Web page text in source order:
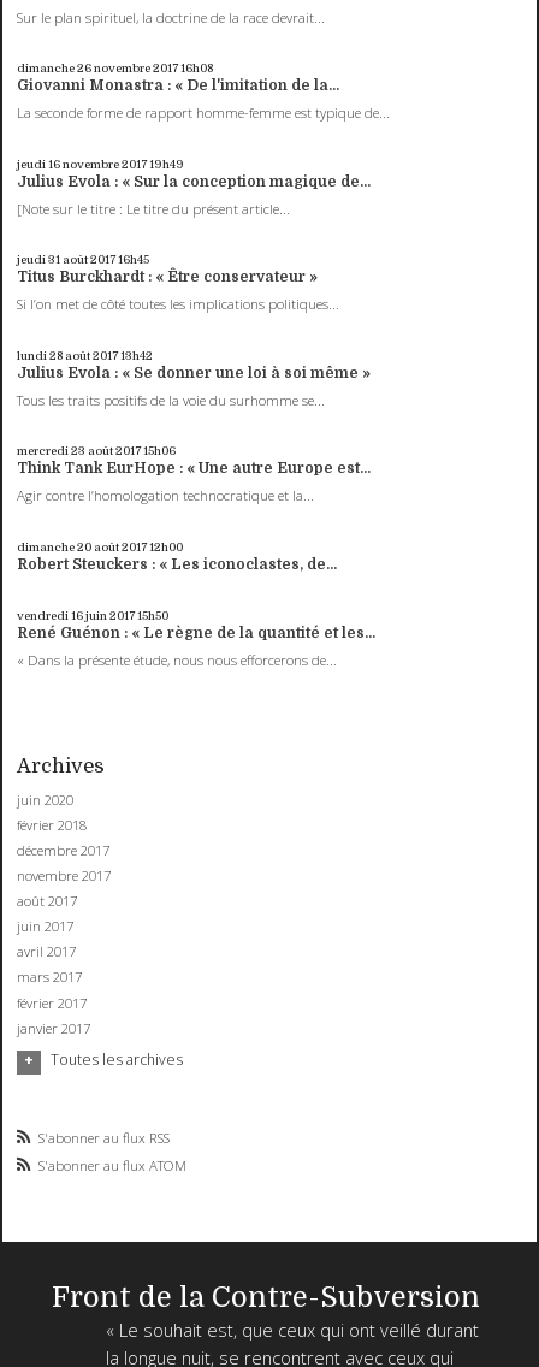
Sur le plan spirituel, la doctrine de la race devrait...
dimanche 26novembre 201716h08
Giovanni Monastra : « De l'imitation de la...
La seconde forme de rapport homme-femme est typique de...
jeudi 16novembre 201719h49
Julius Evola : « Sur la conception magique de...
[Note sur le titre : Le titre du présent article...
jeudi 31 août 201716h45
Titus Burckhardt : « Être conservateur »
Si l’on met de côté toutes les implications politiques...
lundi 28 août 201713h42
Julius Evola : « Se donner une loi à soi même »
Tous les traits positifs de la voie du surhomme se...
mercredi 23 août 201715h06
Think Tank EurHope : « Une autre Europe est...
Agir contre l’homologation technocratique et la...
dimanche 20 août 201712h00
Robert Steuckers : « Les iconoclastes, de...
vendredi 16juin 201715h50
René Guénon : « Le règne de la quantité et les...
« Dans la présente étude, nous nous efforcerons de...
Archives
juin 2020
février 2018
décembre 2017
novembre 2017
août 2017
juin 2017
avril 2017
mars 2017
février 2017
janvier 2017
Toutes les archives
S'abonner au flux RSS
S'abonner au flux ATOM
Front de la Contre-Subversion
« Le souhait est, que ceux qui ont veillé durant
la longue nuit, se rencontrent avec ceux qui